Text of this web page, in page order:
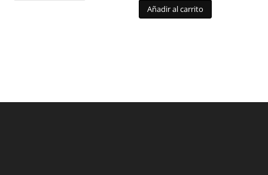
Añadir al carrito